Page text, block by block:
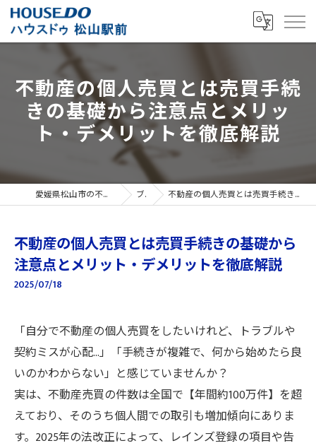
不動産の個人売買とは売買手続
きの基礎から注意点とメリッ
ト・デメリットを徹底解説
愛媛県松山市の不動産売買ならハウスドゥ 松山駅前 ブログ 不動産の個人売買とは売買手続きの基礎から注意点とメリット・デメリットを徹底解説
不動産の個人売買とは売買手続きの基礎から
注意点とメリット・デメリットを徹底解説
2025/07/18
「自分で不動産の個人売買をしたいけれど、トラブルや
契約ミスが心配…」「手続きが複雑で、何から始めたら良
いのかわからない」と感じていませんか？
実は、不動産売買の件数は全国で【年間約100万件】を超
えており、そのうち個人間での取引も増加傾向にありま
す。2025年の法改正によって、レインズ登録の項目や告